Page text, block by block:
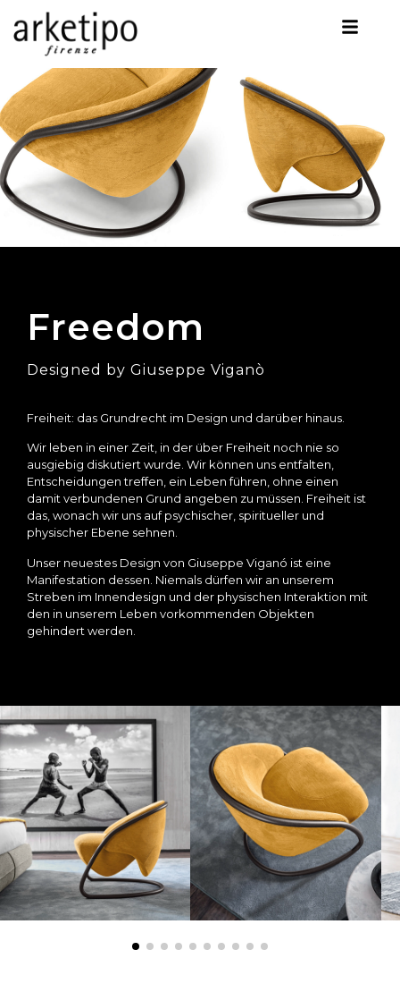
Freedom
Designed by Giuseppe Viganò
Freiheit: das Grundrecht im Design und darüber hinaus.
Wir leben in einer Zeit, in der über Freiheit noch nie so
ausgiebig diskutiert wurde. Wir können uns entfalten,
Entscheidungen treffen, ein Leben führen, ohne einen
damit verbundenen Grund angeben zu müssen. Freiheit ist
das, wonach wir uns auf psychischer, spiritueller und
physischer Ebene sehnen.
Unser neuestes Design von Giuseppe Viganó ist eine
Manifestation dessen. Niemals dürfen wir an unserem
Streben im Innendesign und der physischen Interaktion mit
den in unserem Leben vorkommenden Objekten
gehindert werden.